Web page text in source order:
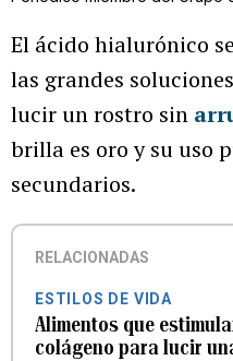
El ácido hialurónico
las grandes
lucir un rostro sin
brilla es oro y su uso
secundarios.
RELACIONADAS
ESTILOS DE VIDA
Alimentos que
colágeno para lucir